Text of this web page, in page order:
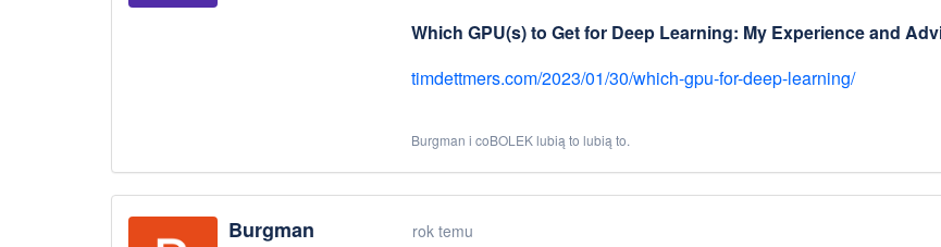
Which GPU(s) to Get for Deep Learning: My Experience and
timdettmers.com/2023/01/30/which-gpu-for-deep-learning/
Burgman i coBOLEK lubią to lubią to.
Burgman rok temu